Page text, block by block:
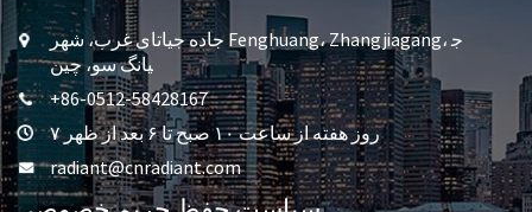
جاده جیاتای غرب، شهر Fenghuang، Zhangjiagang، ج
یانگ سو، چین
‎+86-0512-58428167‎
۷ روز هفته از ساعت ۱۰ صبح تا ۶ بعد از ظهر
radiant@cnradiant.com